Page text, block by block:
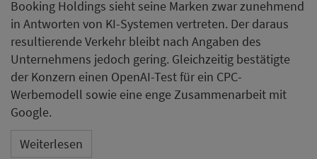
Booking Holdings sieht seine Marken zwar zunehmend
in Antworten von KI-Systemen vertreten. Der daraus
resultierende Verkehr bleibt nach Angaben des
Unternehmens jedoch gering. Gleichzeitig bestätigte
der Konzern einen OpenAI-Test für ein CPC-
Werbemodell sowie eine enge Zusammenarbeit mit
Google.
Weiterlesen